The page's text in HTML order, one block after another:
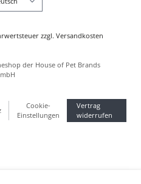
zzgl. Versandkosten
English
Cookie-
Einstellungen
Vertrag
widerrufen
der House of Pet Brands